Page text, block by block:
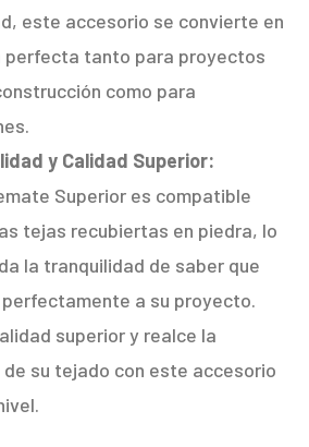
este accesorio se convierte en
perfecta tanto para proyectos
como para
y Calidad Superior:
Superior es compatible
tejas recubiertas en piedra, lo
la tranquilidad de saber que
a su proyecto.
superior y realce la
su tejado con este accesorio